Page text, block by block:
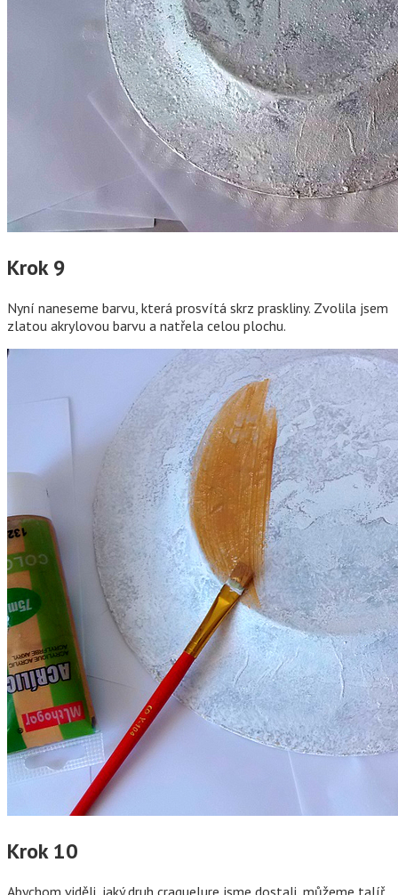
Krok 9
Nyní naneseme barvu, která prosvítá skrz praskliny. Zvolila jsem
zlatou akrylovou barvu a natřela celou plochu.
Krok 10
Abychom viděli, jaký druh craquelure jsme dostali, můžeme talíř